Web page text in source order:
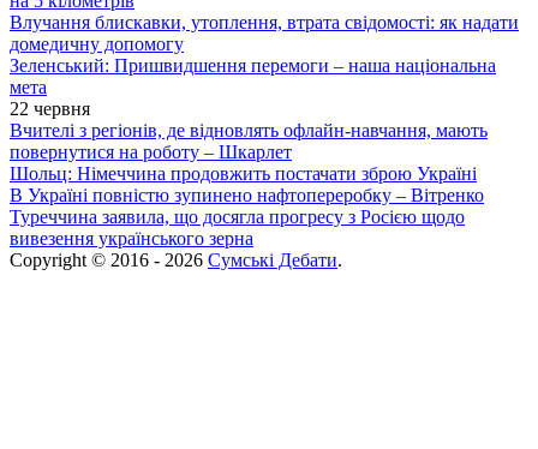
Влучання блискавки, утоплення, втрата свідомості: як надати
домедичну допомогу
Зеленський: Пришвидшення перемоги – наша національна
мета
22 червня
Вчителі з регіонів, де відновлять офлайн-навчання, мають
повернутися на роботу – Шкарлет
Шольц: Німеччина продовжить постачати зброю Україні
В Україні повністю зупинено нафтопереробку – Вітренко
Туреччина заявила, що досягла прогресу з Росією щодо
вивезення українського зерна
Copyright © 2016 - 2026 Сумські Дебати.